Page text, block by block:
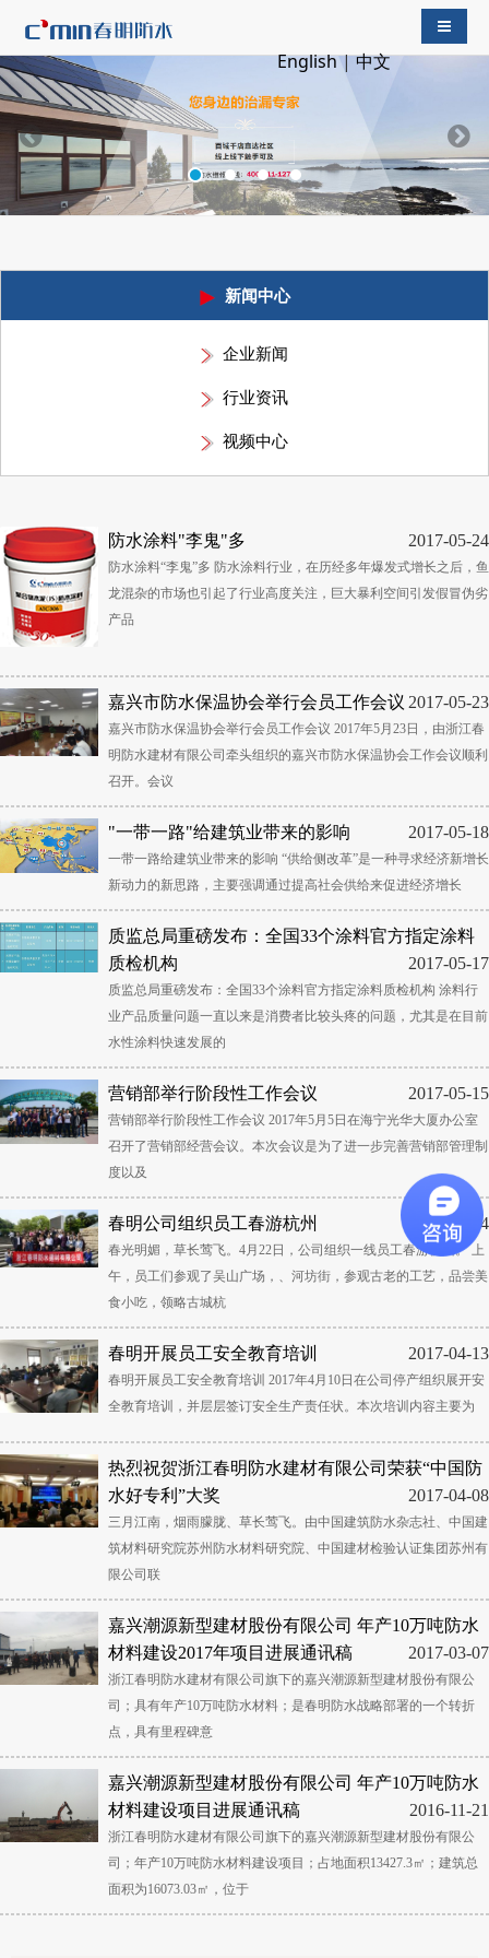
English|中文
导航切
新闻中心
企业新闻
行业资讯
视频中心
防水涂料"李鬼"多 2017-05-24
防水涂料“李鬼”多 防水涂料行业，在历经多年爆发式增长之后，鱼
龙混杂的市场也引起了行业高度关注，巨大暴利空间引发假冒伪劣
产品
嘉兴市防水保温协会举行会员工作会议 2017-05-23
嘉兴市防水保温协会举行会员工作会议 2017年5月23日，由浙江春
明防水建材有限公司牵头组织的嘉兴市防水保温协会工作会议顺利
召开。会议
"一带一路"给建筑业带来的影响 2017-05-18
一带一路给建筑业带来的影响 “供给侧改革”是一种寻求经济新增长
新动力的新思路，主要强调通过提高社会供给来促进经济增长
质监总局重磅发布：全国33个涂料官方指定涂料
质检机构
2017-05-17
质监总局重磅发布：全国33个涂料官方指定涂料质检机构 涂料行
业产品质量问题一直以来是消费者比较头疼的问题，尤其是在目前
水性涂料快速发展的
营销部举行阶段性工作会议 2017-05-15
营销部举行阶段性工作会议 2017年5月5日在海宁光华大厦办公室
召开了营销部经营会议。本次会议是为了进一步完善营销部管理制
度以及
春明公司组织员工春游杭州 2017-04-24
春光明媚，草长莺飞。4月22日，公司组织一线员工春游杭州。 上
午，员工们参观了吴山广场，、河坊街，参观古老的工艺，品尝美
食小吃，领略古城杭
春明开展员工安全教育培训 2017-04-13
春明开展员工安全教育培训 2017年4月10日在公司停产组织展开安
全教育培训，并层层签订安全生产责任状。本次培训内容主要为
热烈祝贺浙江春明防水建材有限公司荣获“中国防
水好专利”大奖
2017-04-08
三月江南，烟雨朦胧、草长莺飞。由中国建筑防水杂志社、中国建
筑材料研究院苏州防水材料研究院、中国建材检验认证集团苏州有
限公司联
嘉兴潮源新型建材股份有限公司 年产10万吨防水
材料建设2017年项目进展通讯稿
2017-03-07
浙江春明防水建材有限公司旗下的嘉兴潮源新型建材股份有限公
司；具有年产10万吨防水材料；是春明防水战略部署的一个转折
点，具有里程碑意
嘉兴潮源新型建材股份有限公司 年产10万吨防水
材料建设项目进展通讯稿
2016-11-21
浙江春明防水建材有限公司旗下的嘉兴潮源新型建材股份有限公
司；年产10万吨防水材料建设项目；占地面积13427.3㎡；建筑总
面积为16073.03㎡，位于